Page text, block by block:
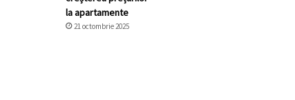
la apartamente
21 octombrie 2025